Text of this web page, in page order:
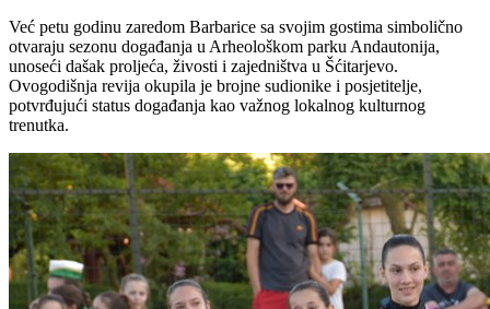
Već petu godinu zaredom Barbarice sa svojim gostima simbolično
otvaraju sezonu događanja u Arheološkom parku Andautonija,
unoseći dašak proljeća, živosti i zajedništva u Šćitarjevo.
Ovogodišnja revija okupila je brojne sudionike i posjetitelje,
potvrđujući status događanja kao važnog lokalnog kulturnog
trenutka.